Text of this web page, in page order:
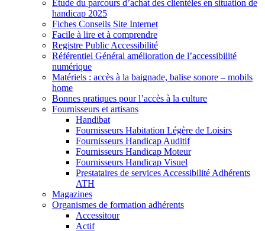
Etude du parcours d’achat des clientèles en situation de
handicap 2025
Fiches Conseils Site Internet
Facile à lire et à comprendre
Registre Public Accessibilité
Référentiel Général amélioration de l’accessibilité
numérique
Matériels : accès à la baignade, balise sonore – mobils
home
Bonnes pratiques pour l’accès à la culture
Fournisseurs et artisans
Handibat
Fournisseurs Habitation Légère de Loisirs
Fournisseurs Handicap Auditif
Fournisseurs Handicap Moteur
Fournisseurs Handicap Visuel
Prestataires de services Accessibilité Adhérents
ATH
Magazines
Organismes de formation adhérents
Accessitour
Actif